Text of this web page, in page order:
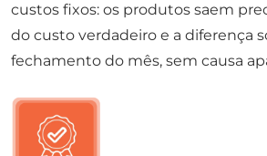
custos fixos: os produtos saem
do custo verdadeiro e a diferença
fechamento do mês, sem causa